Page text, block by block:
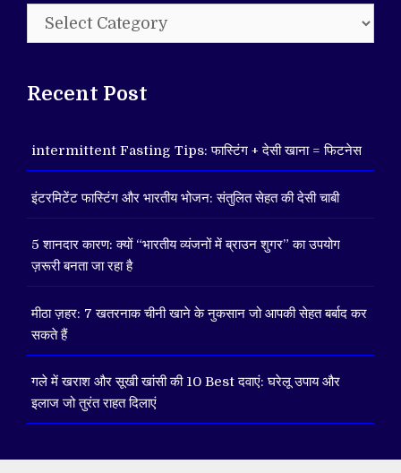
Categories
Recent Post
intermittent Fasting Tips: फास्टिंग + देसी खाना = फिटनेस
इंटरमिटेंट फास्टिंग और भारतीय भोजन: संतुलित सेहत की देसी चाबी
5 शानदार कारण: क्यों “भारतीय व्यंजनों में ब्राउन शुगर” का उपयोग
ज़रूरी बनता जा रहा है
मीठा ज़हर: 7 खतरनाक चीनी खाने के नुकसान जो आपकी सेहत बर्बाद कर
सकते हैं
गले में खराश और सूखी खांसी की 10 Best दवाएं: घरेलू उपाय और
इलाज जो तुरंत राहत दिलाएं